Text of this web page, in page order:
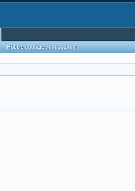
Новые сообщения профиля